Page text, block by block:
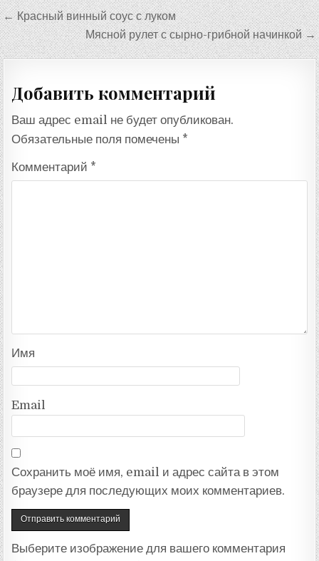
Навигация
по
записям
← Красный винный соус с луком
Мясной рулет с сырно-грибной начинкой →
Добавить комментарий
Ваш адрес email не будет опубликован.
Обязательные поля помечены *
Комментарий *
Имя
Email
Сохранить моё имя, email и адрес сайта в этом
браузере для последующих моих комментариев.
Выберите изображение для вашего комментария